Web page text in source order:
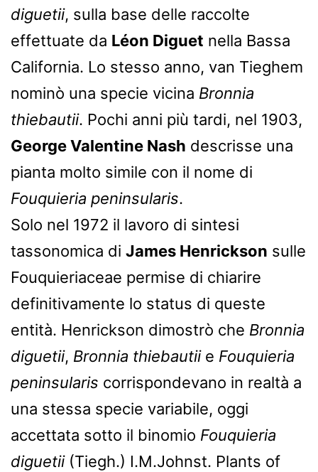
diguetii, sulla base delle raccolte
effettuate da Léon Diguet nella Bassa
California. Lo stesso anno, van Tieghem
nominò una specie vicina Bronnia
thiebautii. Pochi anni più tardi, nel 1903,
George Valentine Nash descrisse una
pianta molto simile con il nome di
Fouquieria peninsularis.
Solo nel 1972 il lavoro di sintesi
tassonomica di James Henrickson sulle
Fouquieriaceae permise di chiarire
definitivamente lo status di queste
entità. Henrickson dimostrò che Bronnia
diguetii, Bronnia thiebautiie Fouquieria
peninsularis corrispondevano in realtà a
una stessa specie variabile, oggi
accettata sotto il binomio Fouquieria
diguetii(Tiegh.) I.M.Johnst. Plants of